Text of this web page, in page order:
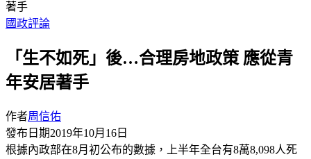
著手
國政評論
「生不如死」後…合理房地政策 應從青
年安居著手
作者周信佑
發布日期2019年10月16日
根據內政部在8月初公布的數據，上半年全台有8萬8,098人死